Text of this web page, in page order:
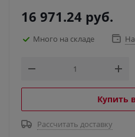
16 971.24 руб.
Много на складе
Купить
Рассчитать доставку